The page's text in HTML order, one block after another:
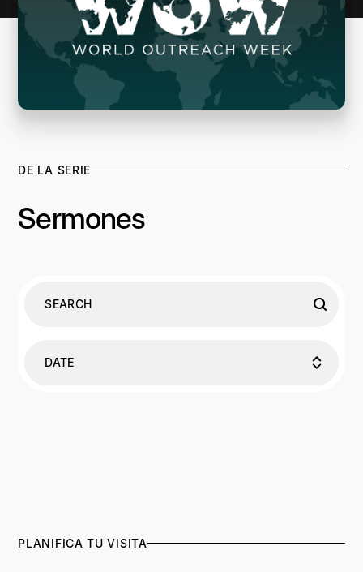
DE LA SERIE
Sermones
DATE
PLANIFICA TU VISITA